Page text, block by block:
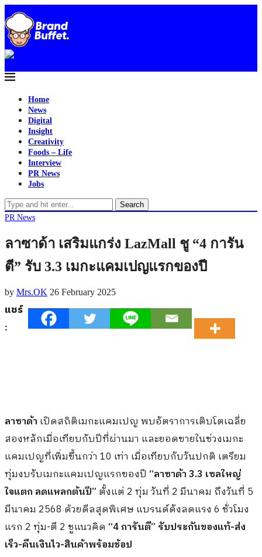
Home
News
Digital
Insight
Creativity
Foods – Life
Interview
PR News
Jobs
Search
PR News
ลาซาด้า เสริมแกร่ง LazMall ชู “4 การัน
ตี” รับ 3.3 เมกะแคมเปญแรกของปี
by Mrs.OK 26 February 2025
แชร์
:
ลาซาด้า เปิดสถิติเมกะแคมเปญ พบอัตราการเติบโตเฉลี่ย
สองหลักเมื่อเทียบกับปีที่ผ่านมา และยอดขายในช่วงเมกะ
แคมเปญที่เพิ่มขึ้นกว่า 10 เท่า เมื่อเทียบกับวันปกติ เตรียม
ทุ่มงบรับเมกะแคมเปญแรกของปี “ลาซาด้า 3.3 เซลใหญ่
ใจแตก ลดแหลกต้นปี” ตั้งแต่ 2 ทุ่ม วันที่ 2 มีนาคม ถึงวันที่ 5
มีนาคม 2568 ด้วยดีลสุดพิเศษ แบรนด์ดังลดแรง 6 ชั่วโมง
แรก 2 ทุ่ม-ตี 2 ชูแนวคิด “4 การันตี” รับประกันของแท้-ส่ง
เร็ว-คืนเงินไว-สินค้าพร้อมช้อป